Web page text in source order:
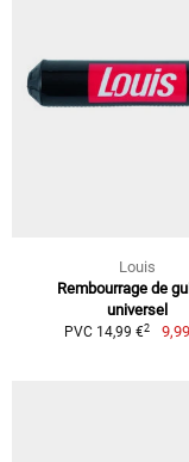
Louis
Rembourrage de
universel
PVC 14,99 €2